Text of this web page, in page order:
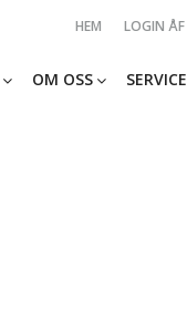
HEM LOGIN ÅF
OM OSS SERVICE